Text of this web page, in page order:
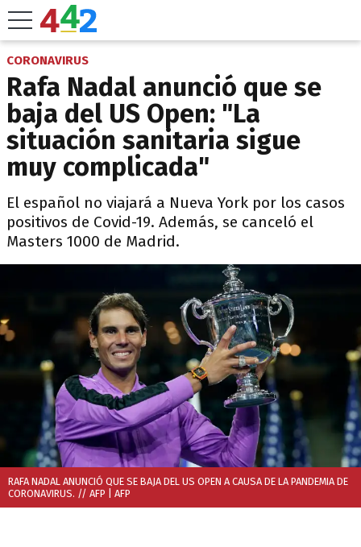
CORONAVIRUS
Rafa Nadal anunció que se
baja del US Open: "La
situación sanitaria sigue
muy complicada"
El español no viajará a Nueva York por los casos
positivos de Covid-19. Además, se canceló el
Masters 1000 de Madrid.
RAFA NADAL ANUNCIÓ QUE SE BAJA DEL US OPEN A CAUSA DE LA PANDEMIA DE
CORONAVIRUS. // AFP | AFP